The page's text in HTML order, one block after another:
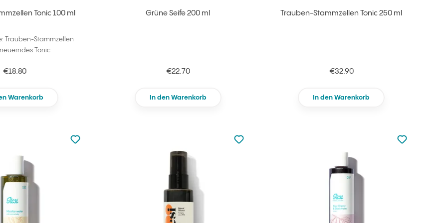
Tonic 100 ml
Trauben-Stammzellen
Tonic
€18.80
Warenkorb
Grüne Seife 200 ml
€22.70
In den Warenkorb
Trauben-Stammzellen Tonic 250 ml
€32.90
In den Warenkorb
zu den Favoriten nicht hinzugefügt
zu Ihren Favoriten hinzufügen
zu den Favoriten nicht hinzugefügt
zu Ihren Favoriten hinzufügen
zu den
zu Ihren